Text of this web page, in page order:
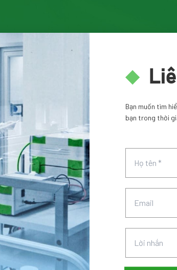
Bạn muốn tìm
bạn trong thời